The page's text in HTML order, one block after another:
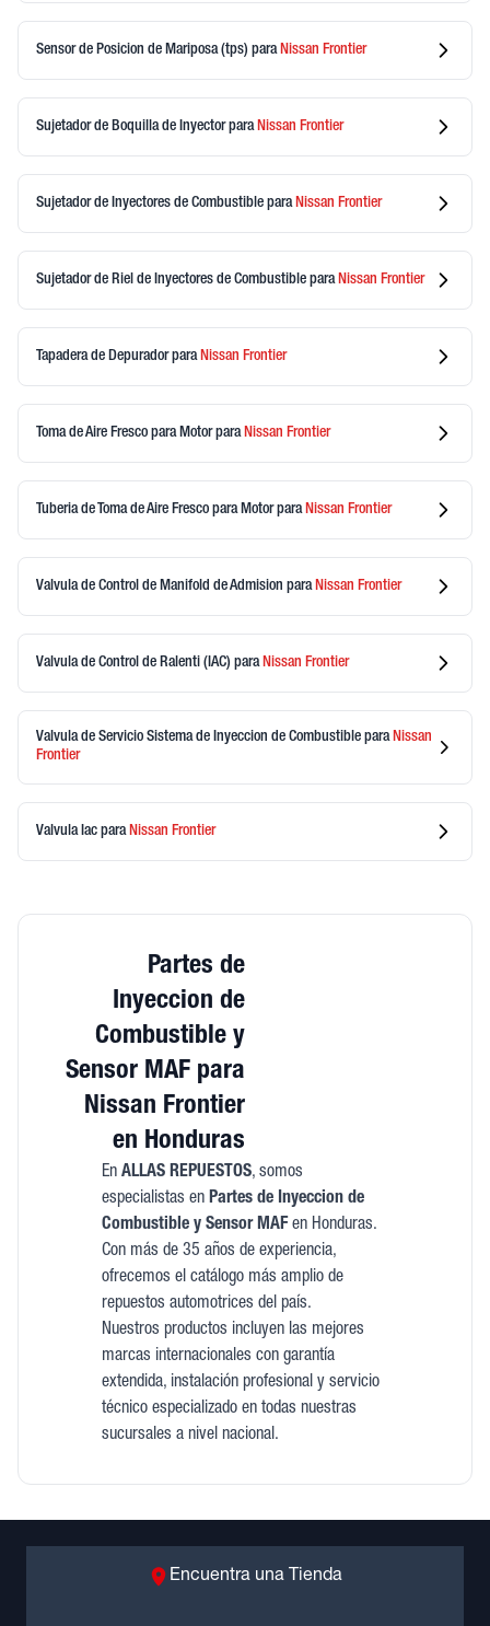
Sensor de Posicion de Mariposa (tps) para Nissan Frontier
Sujetador de Boquilla de Inyectorpara Nissan Frontier
Sujetador de Inyectores de Combustible para Nissan Frontier
Sujetador de Riel de Inyectores de Combustible para Nissan Frontier
Tapadera de Depuradorpara Nissan Frontier
Toma de Aire Fresco para Motorpara Nissan Frontier
Tuberia de Toma de Aire Fresco para Motorpara Nissan Frontier
Valvula de Control de Manifold de Admision para Nissan Frontier
Valvula de Control de Ralenti (IAC) para Nissan Frontier
Valvula de Servicio Sistema de Inyeccion de Combustible paraNissan
Frontier
Valvula Iac para Nissan Frontier
Partes de
Inyeccion de
Combustible y
Sensor MAF para
Nissan Frontier
en Honduras
En ALLAS REPUESTOS, somos
especialistas en Partes de Inyeccion de
Combustible y Sensor MAFen Honduras.
Con más de 35 años de experiencia,
ofrecemos el catálogo más amplio de
repuestos automotrices del país.
Nuestros productos incluyen las mejores
marcas internacionales con garantía
extendida, instalación profesional y servicio
técnico especializado en todas nuestras
sucursales a nivel nacional.
Encuentra una Tienda